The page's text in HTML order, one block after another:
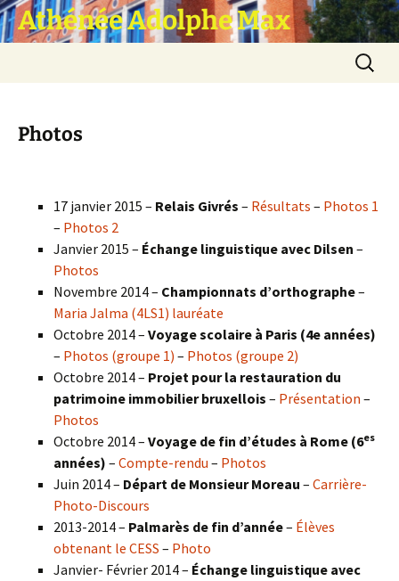
Athénée Adolphe Max
Photos
17 janvier 2015 – Relais Givrés – Résultats – Photos 1
– Photos 2
Janvier 2015 – Échange linguistique avec Dilsen –
Photos
Novembre 2014 – Championnats d’orthographe–
Maria Jalma (4LS1) lauréate
Octobre 2014 – Voyage scolaire à Paris (4e années)
– Photos (groupe 1) – Photos (groupe 2)
Octobre 2014 – Projet pour la restauration du
patrimoine immobilier bruxellois – Présentation –
Photos
Octobre 2014 – Voyage de fin d’études à Rome (6es
années) – Compte-rendu – Photos
Juin 2014 – Départ de Monsieur Moreau – Carrière-
Photo-Discours
2013-2014 – Palmarès de fin d’année– Élèves
obtenant le CESS – Photo
Janvier- Février 2014 – Échange linguistique avec